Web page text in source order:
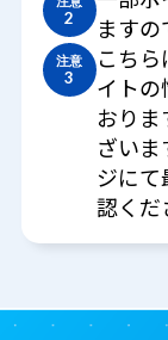
2
ますの
注意
3
こちら
イトの
おり
ざい
ジに
認くだ